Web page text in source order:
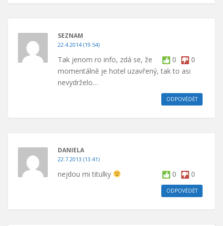
SEZNAM
22.4.2014 (19.54)
0 0
Tak jenom ro info, zdá se, že
momentálně je hotel uzavřený, tak to asi
nevydrželo…
ODPOVĚDĚT
DANIELA
22.7.2013 (13.41)
0 0
nejdou mi titulky
ODPOVĚDĚT